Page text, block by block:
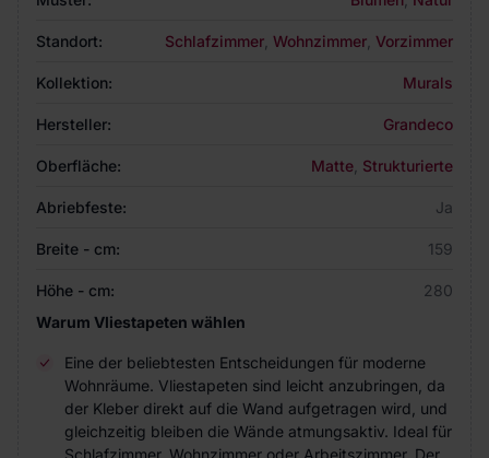
Standort: Schlafzimmer Wohnzimmer Vorzimmer
Kollektion: Murals
Hersteller: Grandeco
Oberfläche: Matte Strukturierte
Abriebfeste: Ja
Breite - cm: 159
Höhe - cm:
280
Warum Vliestapeten wählen
Eine der beliebtesten Entscheidungen für moderne
Wohnräume. Vliestapeten sind leicht anzubringen, da
der Kleber direkt auf die Wand aufgetragen wird, und
gleichzeitig bleiben die Wände atmungsaktiv. Ideal für
Schlafzimmer, Wohnzimmer oder Arbeitszimmer. Der